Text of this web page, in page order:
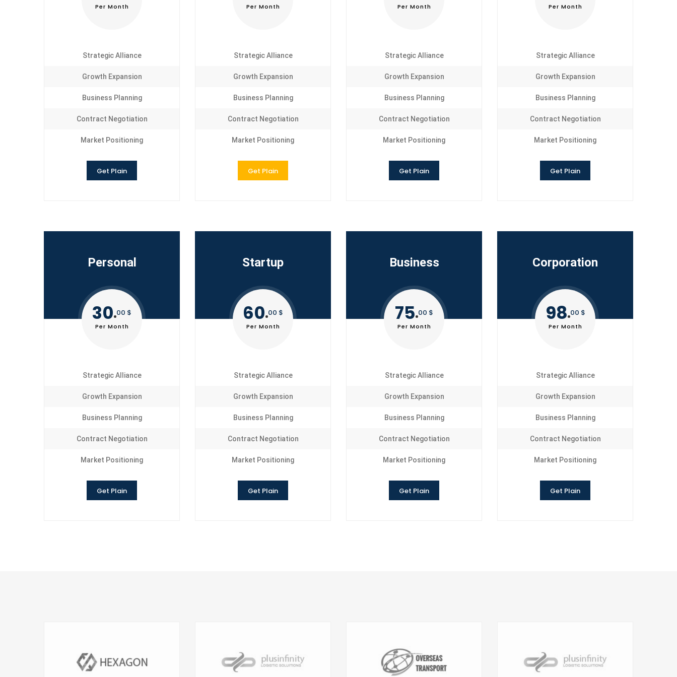
Per Month
Strategic Alliance
Growth Expansion
Business Planning
Contract Negotiation
Market Positioning
Get Plain
Per Month
Strategic Alliance
Growth Expansion
Business Planning
Contract Negotiation
Market Positioning
Get Plain
Per Month
Strategic Alliance
Growth Expansion
Business Planning
Contract Negotiation
Market Positioning
Get Plain
Per Month
Strategic Alliance
Growth Expansion
Business Planning
Contract Negotiation
Market Positioning
Get Plain
Personal
30 00 $
Per Month
Strategic Alliance
Growth Expansion
Business Planning
Contract Negotiation
Market Positioning
Get Plain
Startup
60 00 $
Per Month
Strategic Alliance
Growth Expansion
Business Planning
Contract Negotiation
Market Positioning
Get Plain
Business
75 00 $
Per Month
Strategic Alliance
Growth Expansion
Business Planning
Contract Negotiation
Market Positioning
Get Plain
Corporation
98 00 $
Per Month
Strategic Alliance
Growth Expansion
Business Planning
Contract Negotiation
Market Positioning
Get Plain